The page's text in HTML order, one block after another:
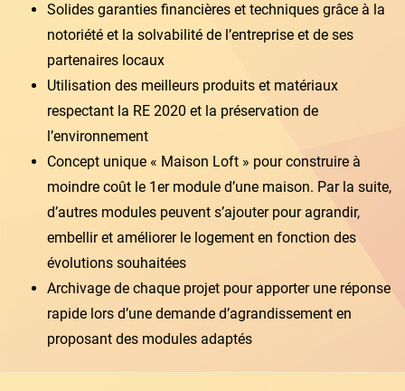
Solides garanties financières et techniques grâce à la
notoriété et la solvabilité de l’entreprise et de ses
partenaires locaux
Utilisation des meilleurs produits et matériaux
respectant la RE 2020 et la préservation de
l’environnement
Concept unique « Maison Loft » pour construire à
moindre coût le 1er module d’une maison. Par la suite,
d’autres modules peuvent s’ajouter pour agrandir,
embellir et améliorer le logement en fonction des
évolutions souhaitées
Archivage de chaque projet pour apporter une réponse
rapide lors d’une demande d’agrandissement en
proposant des modules adaptés